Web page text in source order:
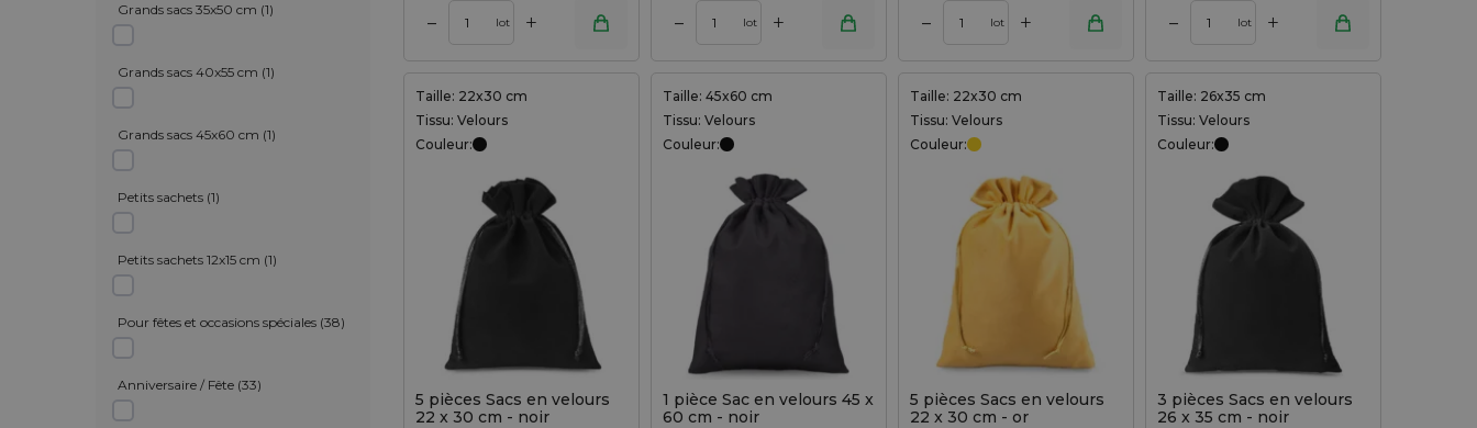
Grands sacs 35x50 cm (1)
Grands sacs 40x55 cm (1)
Grands sacs 45x60 cm (1)
Petits sachets (1)
Petits sachets 12x15 cm (1)
Pour fêtes et occasions spéciales (38)
Anniversaire / Fête (33)
– lot + – lot + – lot +
Ajouter au panier – lot +
Ajouter au panier
Taille: 22x30 cm
Tissu: Velours
Couleur:
5 pièces Sacs en velours
22 x 30 cm - noir
Taille: 45x60 cm
Tissu: Velours
Couleur:
1 pièce Sac en velours 45 x
60 cm - noir
Taille: 22x30 cm
Tissu: Velours
Couleur:
5 pièces Sacs en velours
22 x 30 cm - or
Taille: 26x35 cm
Tissu: Velours
Couleur:
3 pièces Sacs en velours
26 x 35 cm - noir